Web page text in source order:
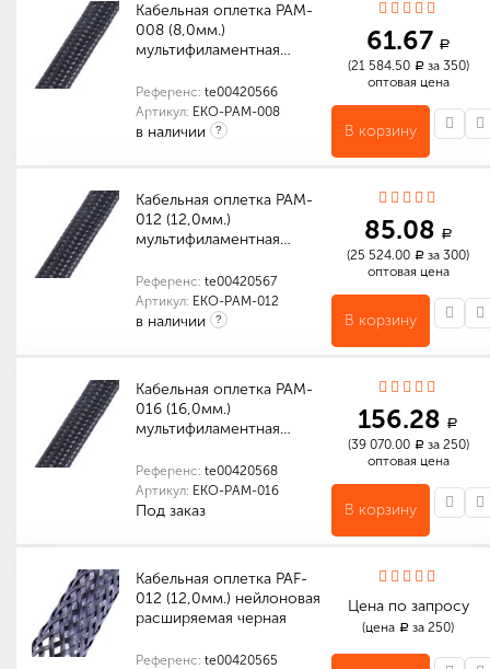
Кабельная оплетка PAM-
008 (8,0мм.)
мультифиламентная…
Референс: te00420566
Артикул: EKO-PAM-008
в наличии ?
61.67 a
(21 584.50 aза 350)
оптовая цена
В корзину
Кабельная оплетка PAM-
012 (12,0мм.)
мультифиламентная…
Референс: te00420567
Артикул: EKO-PAM-012
в наличии ?
85.08 a
(25 524.00 a за 300)
оптовая цена
В корзину
Кабельная оплетка PAM-
016 (16,0мм.)
мультифиламентная…
Референс: te00420568
Артикул: EKO-PAM-016
Под заказ
156.28 a
(39 070.00 aза 250)
оптовая цена
В корзину
Кабельная оплетка PAF-
012 (12,0мм.) нейлоновая
расширяемая черная
Референс: te00420565
Цена по запросу
(цена a за 250)